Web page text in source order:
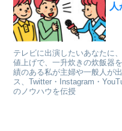
テレビに出演したいあなたに
値上げで、一升炊きの炊飯器
績のある私が主婦や一般人が
ス、Twitter・Instagram・
のノウハウを伝授